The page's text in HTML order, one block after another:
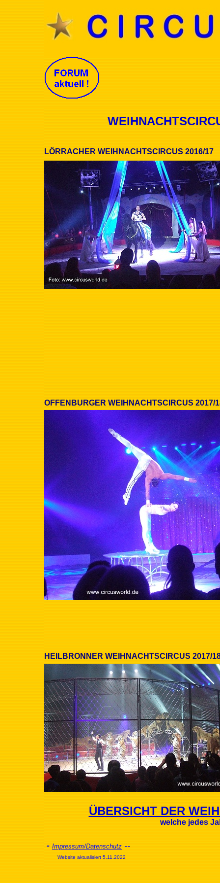
LÖRRACHER WEIHNACHTSCIRCUS 2016/17
OFFENBURGER WEIHNACHTSCIRCUS 2017/
HEILBRONNER WEIHNACHTSCIRCUS 2017/
ÜBERSICHT DER
welche jedes
- Impressum/Datenschutz --
Website aktualisiert 5.11.2022